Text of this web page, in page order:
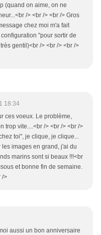
(quand on aime, on ne
/> <br /> <br /> Gros
chez moi m'a fait
"pour sortir de
gentil)<br /> <br /> <br />
18:34
ces voeux. Le problème,
trop vite....<br /> <br /> <br />
toi", je clique, je clique...
images en grand, j'ai du
marins sont si beaux !!!<br
et bonne fin de semaine.
/>
aussi un bon anniversaire